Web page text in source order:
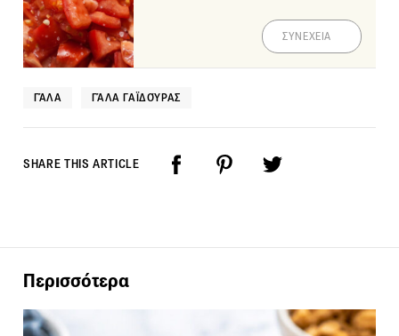
ΣΥΝΕΧΕΙΑ
ΓΆΛΑ ΓΆΛΑ ΓΑΪΔΟΎΡΑΣ
SHARE THIS ARTICLE
Περισσότερα